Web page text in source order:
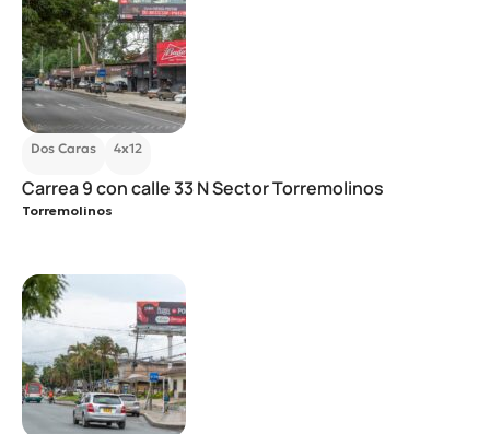
Dos Caras 4x12
Carrea 9 con calle 33 N Sector Torremolinos
Torremolinos